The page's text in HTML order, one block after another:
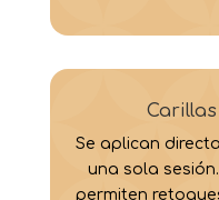
Se aplican
una sola
permiten